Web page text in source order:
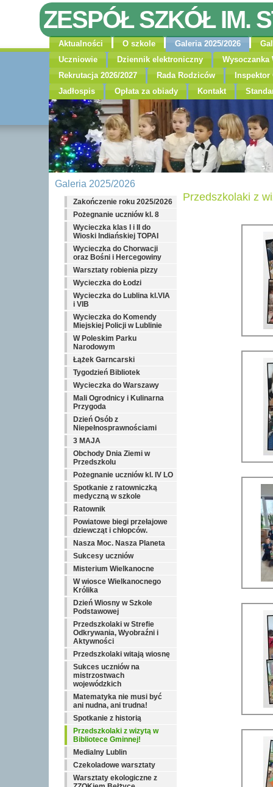
ZESPÓŁ SZKÓŁ IM.
Aktualności O szkole Galeria 2025/2026
Uczniowie
Dziennik elektroniczny
Wysoczanka
Rekrutacja 2026/2027
Rada Rodziców
Jadłospis
Opłata za obiady Kontakt
Przedszkolaki z
Galeria 2025/2026
Zakończenie roku 2025/2026
Pożegnanie uczniów kl. 8
Wycieczka klas I i II do
Wioski Indiańskiej TOPAI
Wycieczka do Chorwacji
oraz Bośni i Hercegowiny
Warsztaty robienia pizzy
Wycieczka do Łodzi
Wycieczka do Lublina kl.VIA
i VIB
Wycieczka do Komendy
Miejskiej Policji w Lublinie
W Poleskim Parku
Narodowym
Łążek Garncarski
Tygodzień Bibliotek
Wycieczka do Warszawy
Mali Ogrodnicy i Kulinarna
Przygoda
Dzień Osób z
Niepełnosprawnościami
3 MAJA
Obchody Dnia Ziemi w
Przedszkolu
Pożegnanie uczniów kl. IV LO
Spotkanie z ratowniczką
medyczną w szkole
Ratownik
Powiatowe biegi przełajowe
dziewcząt i chłopców.
Nasza Moc. Nasza Planeta
Sukcesy uczniów
Misterium Wielkanocne
W wiosce Wielkanocnego
Królika
Dzień Wiosny w Szkole
Podstawowej
Przedszkolaki w Strefie
Odkrywania, Wyobraźni i
Aktywności
Przedszkolaki witają wiosnę
Sukces uczniów na
mistrzostwach
wojewódzkich
Matematyka nie musi być
ani nudna, ani trudna!
Spotkanie z historią
Przedszkolaki z wizytą w
Bibliotece Gminnej!
Medialny Lublin
Czekoladowe warsztaty
Warsztaty ekologiczne z